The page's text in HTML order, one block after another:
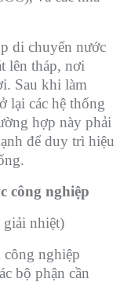
di chuyển nước
lên tháp, nơi
Sau khi làm
lại các hệ thống
hợp này phải
để duy trì hiệu
công nghiệp
giải nhiệt)
nghiệp
bộ phận cần